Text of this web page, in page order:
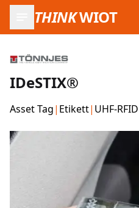
THINKWIOT
IDeSTIX®
Asset Tag| Etikett| UHF-RFID
Produktbilder